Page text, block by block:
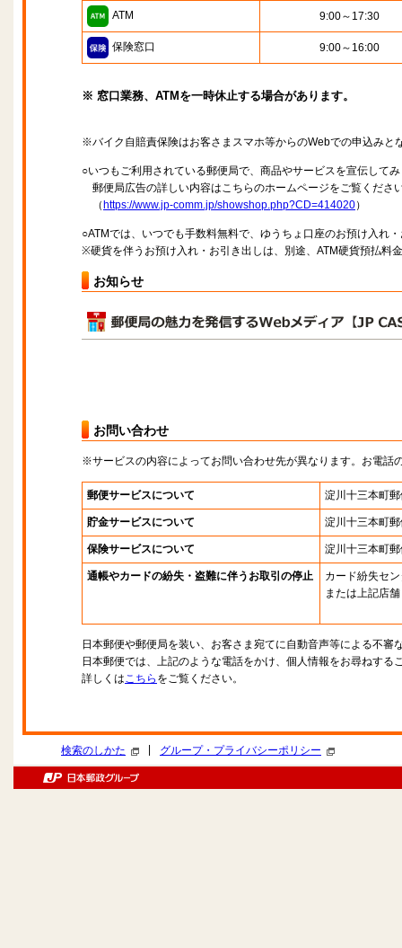
ATM 9:00～17:30
保険窓口 9:00～16:00
※ 窓口業務、ATMを一時休止する場合があります。
※バイク自賠責保険はお客さまスマホ等からのWebでの申込みと
○いつもご利用されている郵便局で、商品やサービスを宣伝して
郵便局広告の詳しい内容はこちらのホームページをご覧くださ
（ https://www.jp-comm.jp/showshop.php?CD=414020）
○ATMでは、いつでも手数料無料で、ゆうちょ口座のお預け入れ
※硬貨を伴うお預け入れ・お引き出しは、別途、ATM硬貨預払料
お知らせ
お問い合わせ
※サービスの内容によってお問い合わせ先が異なります。お電話
郵便サービスについて 淀川十三本町
貯金サービスについて 淀川十三本町
保険サービスについて 淀川十三本町
通帳やカードの紛失・盗難に伴うお取引の停止
カード紛失セ
または上記店舗
日本郵便や郵便局を装い、お客さま宛てに自動音声等による不審
日本郵便では、上記のような電話をかけ、個人情報をお尋ねする
詳しくはこちら をご覧ください。
検索のしかた グループ・プライバシーポリシー